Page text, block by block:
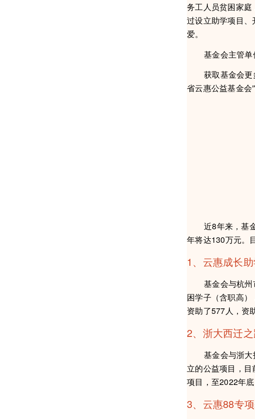
务工人员贫困家
过设立助学项目
爱。
基金会主管单位
获取基金会更多
省云惠公益基金会
近8年来，基金
年将达130万元。
1、云惠成长
基金会与杭州
困学子（含职高
资助了577人，资
2、浙大西迁
基金会与浙大
立的公益项目，
项目，至2022年
3、云惠88专